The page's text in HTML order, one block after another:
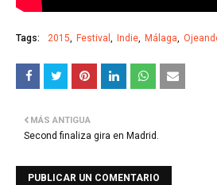
Tags: 2015 Festival Indie Málaga
MÁS ANTIGUA
Second finaliza gira en Madrid.
PUBLICAR UN COMENTARIO